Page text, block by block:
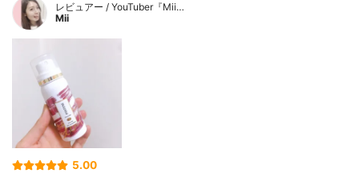
レビュアー / YouTuber『Mii…
Mii
5.00